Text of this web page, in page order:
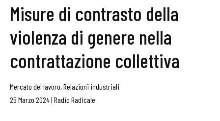
Misure di contrasto della
violenza di genere nella
contrattazione collettiva
Mercato del lavoro, Relazioni industriali
25 Marzo 2024| Radio Radicale